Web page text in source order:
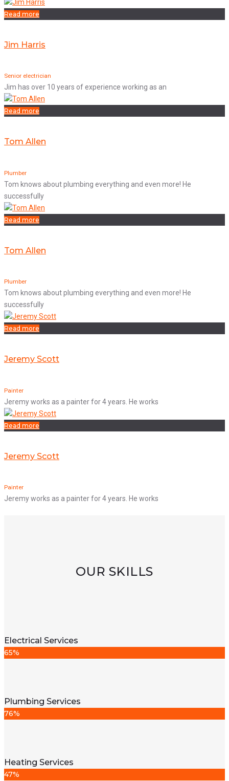
Read more
Jim Harris
Senior electrician
Jim has over 10 years of experience working as an
Read more
Tom Allen
Plumber
Tom knows about plumbing everything and even more! He
successfully
Read more
Tom Allen
Plumber
Tom knows about plumbing everything and even more! He
successfully
Read more
Jeremy Scott
Painter
Jeremy works as a painter for 4 years. He works
Read more
Jeremy Scott
Painter
Jeremy works as a painter for 4 years. He works
OUR SKILLS
Electrical Services
65%
Plumbing Services
76%
Heating Services
47%